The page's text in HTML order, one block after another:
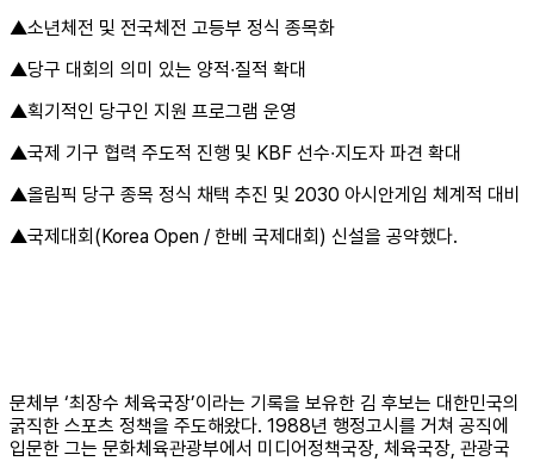
▲소년체전 및 전국체전 고등부 정식 종목화
▲당구 대회의 의미 있는 양적∙질적 확대
▲획기적인 당구인 지원 프로그램 운영
▲국제 기구 협력 주도적 진행 및 KBF 선수∙지도자 파견 확대
▲올림픽 당구 종목 정식 채택 추진 및 2030 아시안게임 체계적 대비
▲국제대회(Korea Open / 한베 국제대회) 신설을 공약했다.
문체부 ‘최장수 체육국장’이라는 기록을 보유한 김 후보는 대한민국의
굵직한 스포츠 정책을 주도해왔다. 1988년 행정고시를 거쳐 공직에
입문한 그는 문화체육관광부에서 미디어정책국장, 체육국장, 관광국